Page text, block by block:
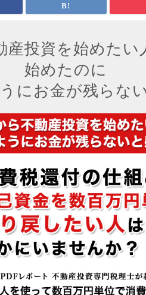
産投資を始めたい
始めたのに
にお金が残らな